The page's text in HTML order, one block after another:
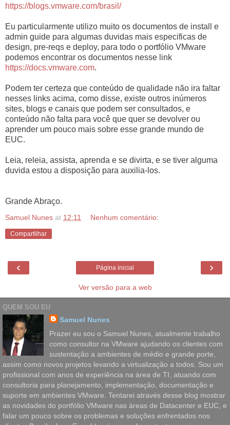
https://blogs.vmware.com/brasil/
Eu particularmente utilizo muito os documentos de install e
admin guide para algumas duvidas mais especificas de
design, pre-reqs e deploy, para todo o portfólio VMware
podemos encontrar os documentos nesse link
https://docs.vmware.com.
Podem ter certeza que conteúdo de qualidade não ira faltar
nesses links acima, como disse, existe outros inúmeros
sites, blogs e canais que podem ser consultados, e
conteúdo não falta para você que quer se devolver ou
aprender um pouco mais sobre esse grande mundo de
EUC.
Leia, releia, assista, aprenda e se divirta, e se tiver alguma
duvida estou a disposição para auxilia-los.
Grande Abraço.
Samuel Nunes at 12:11 Nenhum comentário:
Compartilhar
‹ ›
Página inicial
Ver versão para a web
QUEM SOU EU
Samuel Nunes
Prazer eu sou o Samuel Nunes, atualmente trabalho
como consultor na VMware ajudando os clientes com
sustentação a ambientes de médio e grande porte,
assim como novos projetos levando a virtualização a todos. Sou um
profissional com anos de experiência na área de TI, atuando com
consultoria para planejamento, implementação, documentação e
suporte em ambientes VMware. Tentarei através desse blog mostrar
as novidades do portfólio VMware nas áreas de Datacenter e EUC, e
falar um pouco sobre os problemas e soluções enfrentados nos